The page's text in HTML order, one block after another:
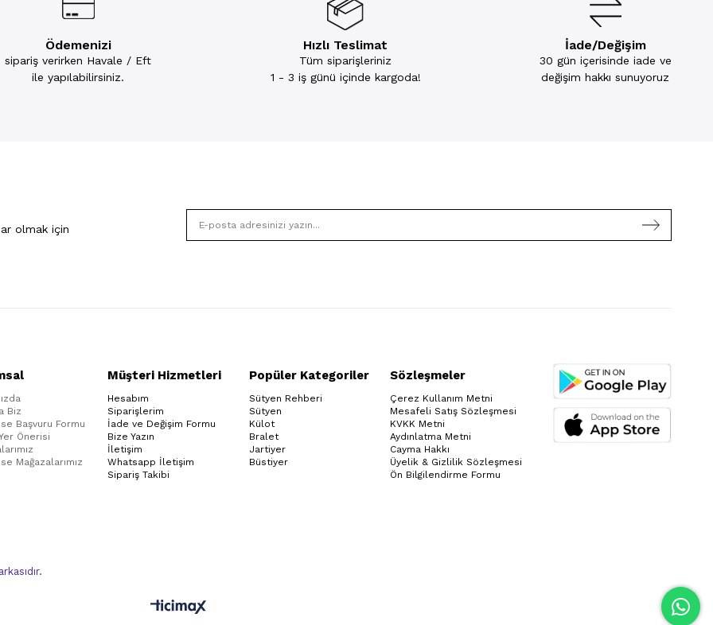
Ödemenizi
sipariş verirken Havale / Eft
ile yapılabilirsiniz.
Hızlı Teslimat
Tüm siparişleriniz
1 - 3 iş günü içinde kargoda!
İade/Değişim
30 gün içerisinde iade ve
değişim hakkı sunuyoruz
olmak için
Biz
Başvuru Formu
Önerisi
Mağazalarımız
Müşteri Hizmetleri
Hesabım
Siparişlerim
İade ve Değişim Formu
Bize Yazın
İletişim
Whatsapp İletişim
Sipariş Takibi
Popüler Kategoriler
Sütyen Rehberi
Sütyen
Külot
Bralet
Jartiyer
Büstiyer
Sözleşmeler
Çerez Kullanım Metni
Mesafeli Satış Sözleşmesi
KVKK Metni
Aydınlatma Metni
Cayma Hakkı
Üyelik & Gizlilik Sözleşmesi
Ön Bilgilendirme Formu